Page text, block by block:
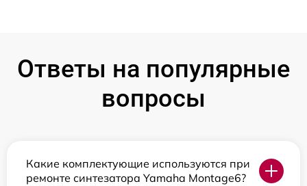
Ответы на популярные
вопросы
Какие комплектующие используются при
ремонте синтезатора Yamaha Montage6?